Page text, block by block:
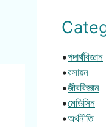
•পদার্থবিজ্ঞান
•রসায়ন
•জীববিজ্ঞান
•মেডিসিন
•অর্থনীতি